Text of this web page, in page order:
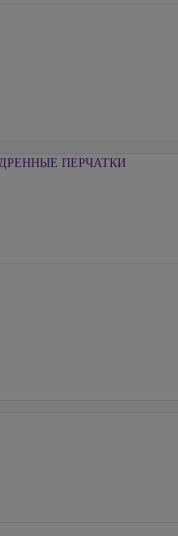
ПЕРЧАТКИ